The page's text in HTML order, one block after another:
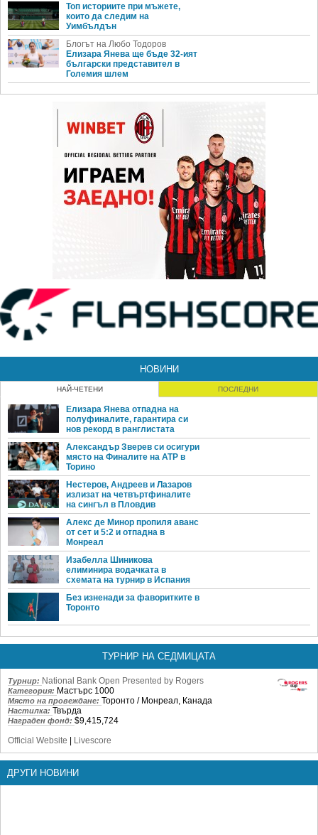
Топ историите при мъжете,
които да следим на
Уимбълдън
Блогът на Любо Тодоров
Елизара Янева ще бъде 32-ият
български представител в
Големия шлем
НОВИНИ
НАЙ-ЧЕТЕНИ ПОСЛЕДНИ
Елизара Янева отпадна на
полуфиналите, гарантира си
нов рекорд в ранглистата
Александър Зверев си осигури
място на Финалите на ATP в
Торино
Нестеров, Андреев и Лазаров
излизат на четвъртфиналите
на сингъл в Пловдив
Алекс де Минор пропиля аванс
от сет и 5:2 и отпадна в
Монреал
Изабелла Шиникова
елиминира водачката в
схемата на турнир в Испания
Без изненади за фаворитките в
Торонто
ТУРНИР НА СЕДМИЦАТА
Турнир: National Bank Open Presented by Rogers
Категория: Мастърс 1000
Място на провеждане: Торонто / Монреал, Канада
Настилка: Твърда
Награден фонд: $9,415,724
Official Website
Livescore
ДРУГИ НОВИНИ